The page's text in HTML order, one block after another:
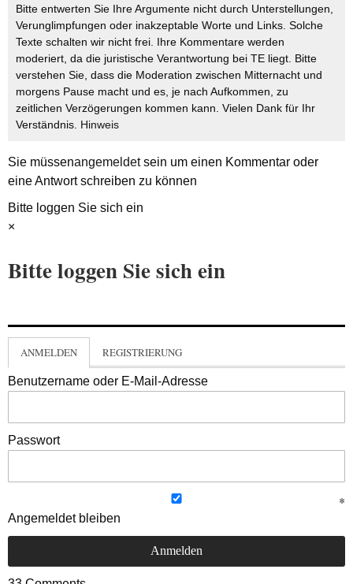
Bitte entwerten Sie Ihre Argumente nicht durch Unterstellungen,
Verunglimpfungen oder inakzeptable Worte und Links. Solche
Texte schalten wir nicht frei. Ihre Kommentare werden
moderiert, da die juristische Verantwortung bei TE liegt. Bitte
verstehen Sie, dass die Moderation zwischen Mitternacht und
morgens Pause macht und es, je nach Aufkommen, zu
zeitlichen Verzögerungen kommen kann. Vielen Dank für Ihr
Verständnis. Hinweis
Sie müssenangemeldetsein um einen Kommentar oder
eine Antwort schreiben zu können
Bitte loggen Sie sich ein
×
Bitte loggen Sie sich ein
ANMELDEN REGISTRIERUNG
Benutzername oder E-Mail-Adresse
Passwort
Angemeldet bleiben